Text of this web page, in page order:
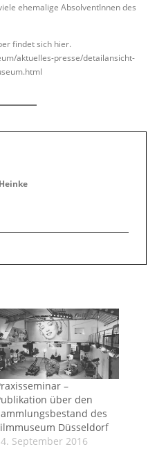
ehemalige AbsolventInnen des
findet sich hier.
aktuelles-presse/detailansicht-
–
über den
des
Düsseldorf
September 2016